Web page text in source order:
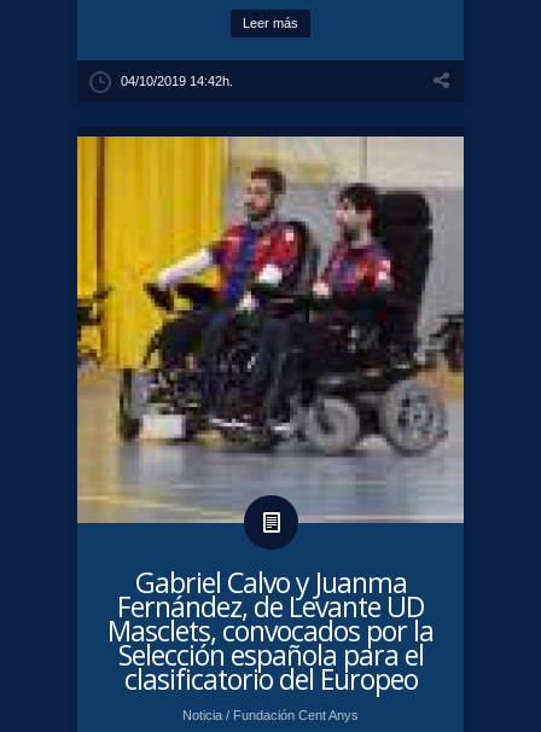
Leer más
04/10/2019 14:42h.
Gabriel Calvo y Juanma
Fernández, de Levante UD
Masclets, convocados por la
Selección española para el
clasificatorio del Europeo
Noticia / Fundación Cent Anys